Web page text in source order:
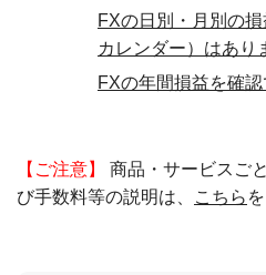
FXの日別・月別の
カレンダー）はあり
FXの年間損益を確
【ご注意】 商品・サービスご
び手数料等の説明は、
こちら